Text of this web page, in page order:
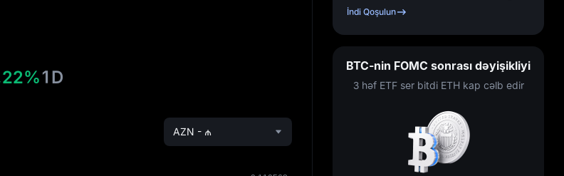
1D
AZN - ₼
İndi Qoşulun
BTC-nin FOMC sonrası dəyişikliyi
3 həf ETF ser bitdi ETH kap cəlb edir